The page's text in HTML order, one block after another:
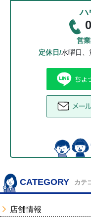
ハ
営
定休日/水曜日、
CATEGORY カテ
店舗情報